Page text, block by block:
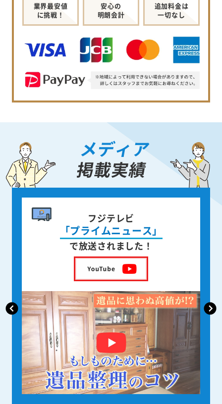
業界最安値
に挑戦！
安心の
明朗会計
追加料金は
一切なし
メディア
掲載実績
書籍出版
身近な人が
亡くなった後の遺品整理
を出版しました！